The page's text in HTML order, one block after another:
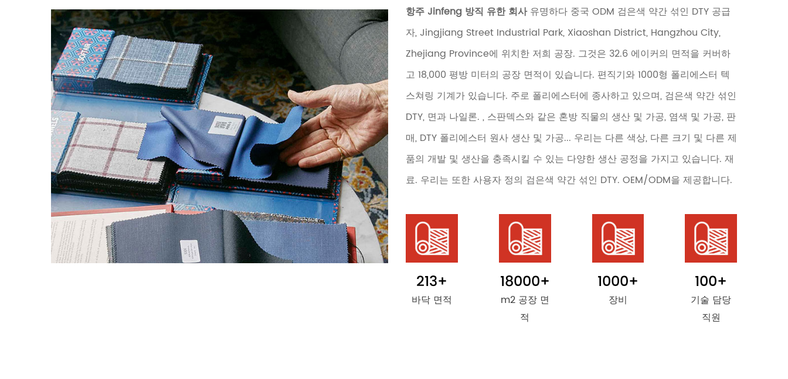
항주 Jinfeng 방직 유한 회사유명하다 중국 ODM 검은색 약간 섞인 DTY 공급
자, Jingjiang Street Industrial Park, Xiaoshan District, Hangzhou City,
Zhejiang Province에 위치한 저희 공장. 그것은 32.6 에이커의 면적을 커버하
고 18,000 평방 미터의 공장 면적이 있습니다. 편직기와 1000형 폴리에스터 텍
스쳐링 기계가 있습니다. 주로 폴리에스터에 종사하고 있으며, 검은색 약간 섞인
DTY, 면과 나일론. , 스판덱스와 같은 혼방 직물의 생산 및 가공, 염색 및 가공, 판
매, DTY 폴리에스터 원사 생산 및 가공... 우리는 다른 색상, 다른 크기 및 다른 제
품의 개발 및 생산을 충족시킬 수 있는 다양한 생산 공정을 가지고 있습니다. 재
료. 우리는 또한 사용자 정의 검은색 약간 섞인 DTY. OEM/ODM을 제공합니다.
213+
바닥 면적
18000+
m2 공장 면
적
1000+
장비
100+
기술 담당
직원